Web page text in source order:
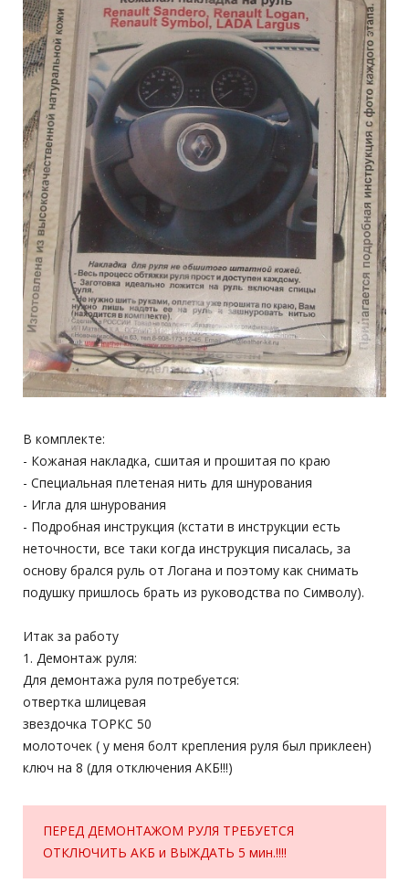
В комплекте:
- Кожаная накладка, сшитая и прошитая по краю
- Специальная плетеная нить для шнурования
- Игла для шнурования
- Подробная инструкция (кстати в инструкции есть
неточности, все таки когда инструкция писалась, за
основу брался руль от Логана и поэтому как снимать
подушку пришлось брать из руководства по Символу).
Итак за работу
1. Демонтаж руля:
Для демонтажа руля потребуется:
отвертка шлицевая
звездочка ТОРКС 50
молоточек ( у меня болт крепления руля был приклеен)
ключ на 8 (для отключения АКБ!!!)
ПЕРЕД ДЕМОНТАЖОМ РУЛЯ ТРЕБУЕТСЯ
ОТКЛЮЧИТЬ АКБ и ВЫЖДАТЬ 5 мин.!!!!